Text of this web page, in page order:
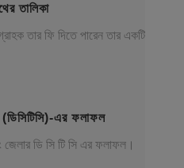
তালিকা
তার ফি দিতে পারেন তার একটি
(ডিসিটিসি)-এর ফলাফল
ডি সি টি সি এর ফলাফল।